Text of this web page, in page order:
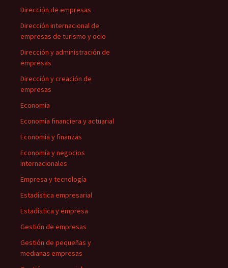
Dirección de empresas
Dirección internacional de
empresas de turismo y ocio
Dirección y administración de
empresas
Dirección y creación de
empresas
Economía
Economía financiera y actuarial
Economía y finanzas
Economía y negocios
internacionales
Empresa y tecnología
Estadística empresarial
Estadística y empresa
Gestión de empresas
Gestión de pequeñas y
medianas empresas